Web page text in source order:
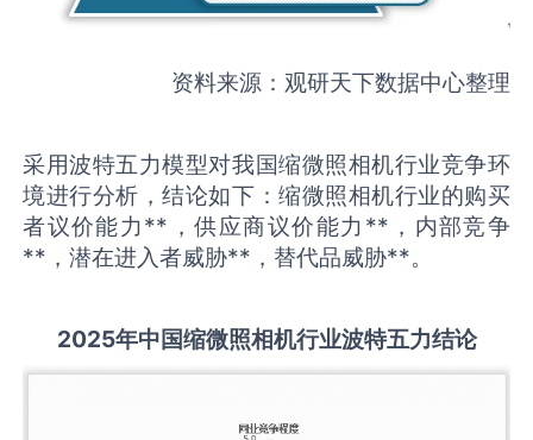
资料来源：观研天下数据中心整理
采用波特五力模型对我国缩微照相机行业竞争环
境进行分析，结论如下：缩微照相机行业的购买
者议价能力**，供应商议价能力**，内部竞争
**，潜在进入者威胁**，替代品威胁**。
2025年中国缩微照相机行业波特五力结论